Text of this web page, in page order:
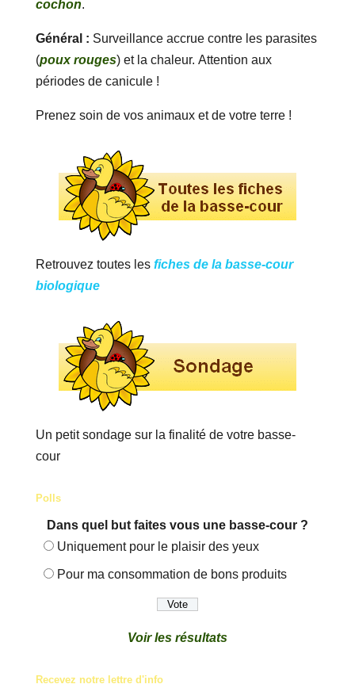
cochon.
Général : Surveillance accrue contre les parasites
(poux rouges) et la chaleur. Attention aux
périodes de canicule !
Prenez soin de vos animaux et de votre terre !
Retrouvez toutes les fiches de la basse-cour
biologique
Un petit sondage sur la finalité de votre basse-
cour
Polls
Dans quel but faites vous une basse-cour ?
Uniquement pour le plaisir des yeux
Pour ma consommation de bons produits
Voir les résultats
Recevez notre lettre d'info